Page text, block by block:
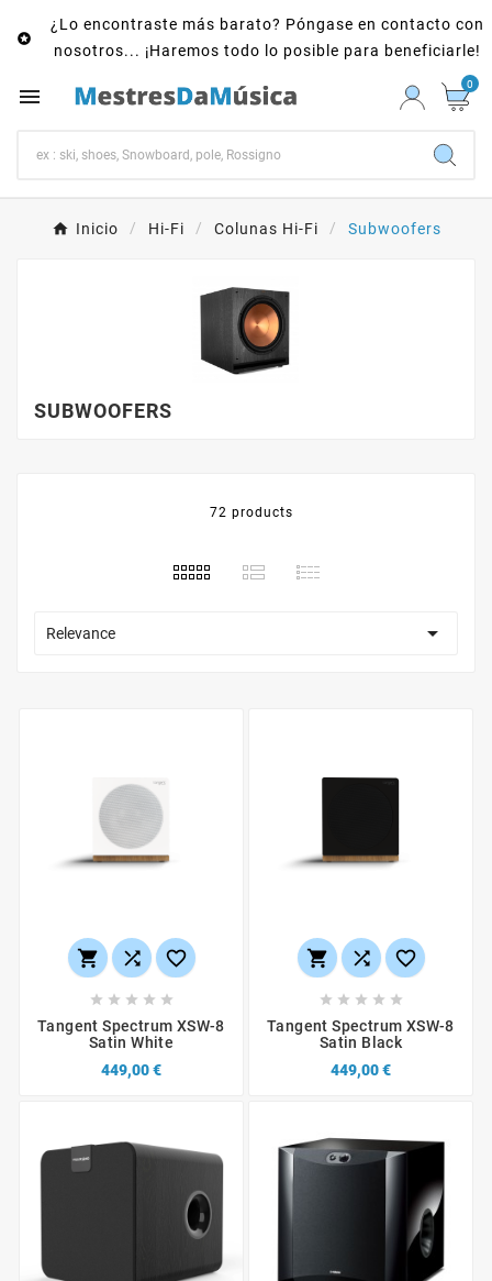

¿Lo encontraste más barato? Póngase en contacto con
nosotros... ¡Haremos todo lo posible para beneficiarle!
 0
Inicio Hi-Fi Colunas Hi-Fi Subwoofers
SUBWOOFERS
72 products
Relevance 
  
    
Tangent Spectrum XSW-8
Satin White
449,00 €
  
    
Tangent Spectrum XSW-8
Satin Black
449,00 €